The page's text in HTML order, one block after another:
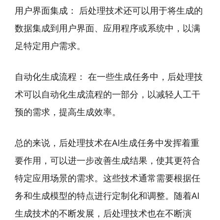
用户界面集成： 后处理技术还可以用于将生成的
数据集成到用户界面、应用程序或系统中，以满
足特定用户需求。
自动化生成流程： 在一些生成任务中，后处理技
术可以自动化生成流程的一部分，以减轻人工干
预的需求，提高生成效率。
总的来说，后处理技术在AI生成任务中发挥着重
要作用，可以进一步改善生成结果，使其更符合
特定应用场景的需求。这些技术通常需要根据任
务和生成模型的特点进行定制化和调整。随着AI
生成技术的不断发展，后处理技术也在不断演